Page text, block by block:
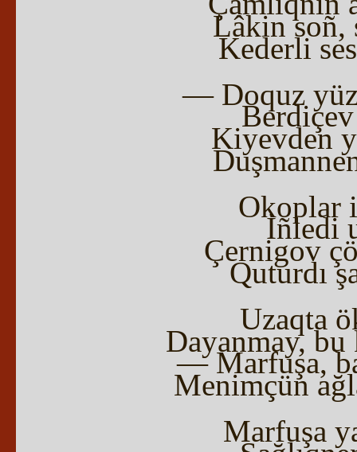
Lâkin soñ,
Kederli
— Doquz yüz
Berdiçev
Kiyevden
Okoplar
İñledi
Çernigov
Quturdı
Uzaqta
Dayanmay,
— Marfuşa,
Menimçün
Marfuşa